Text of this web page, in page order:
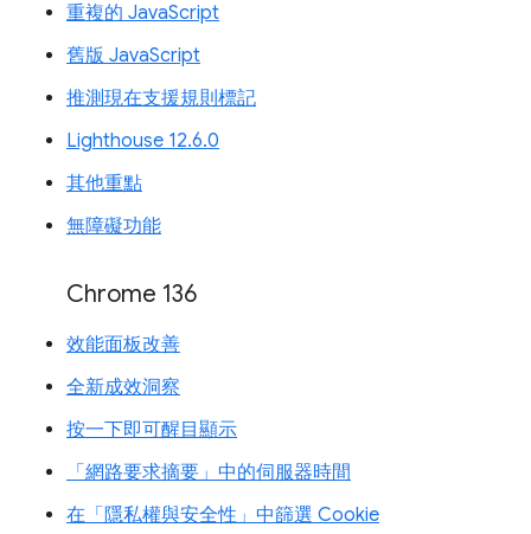
重複的 JavaScript
舊版 JavaScript
推測現在支援規則標記
Lighthouse 12.6.0
其他重點
無障礙功能
Chrome 136
效能面板改善
全新成效洞察
按一下即可醒目顯示
「網路要求摘要」中的伺服器時間
在「隱私權與安全性」中篩選 Cookie